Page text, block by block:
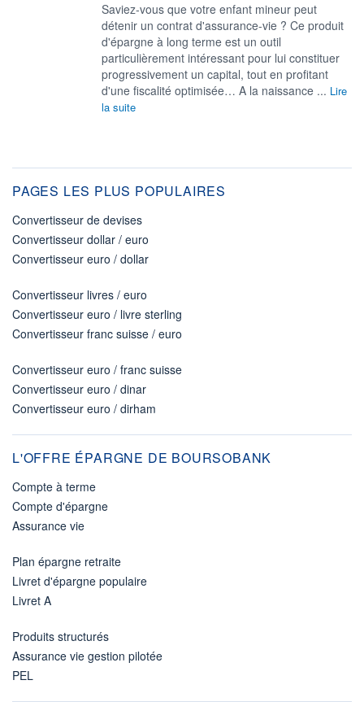
Saviez-vous que votre enfant mineur peut
détenir un contrat d'assurance-vie ? Ce produit
d'épargne à long terme est un outil
particulièrement intéressant pour lui constituer
progressivement un capital, tout en profitant
d'une fiscalité optimisée… A la naissance ... Lire
la suite
PAGES LES PLUS POPULAIRES
Convertisseur de devises
Convertisseur dollar / euro
Convertisseur euro / dollar
Convertisseur livres / euro
Convertisseur euro / livre sterling
Convertisseur franc suisse / euro
Convertisseur euro / franc suisse
Convertisseur euro / dinar
Convertisseur euro / dirham
L'OFFRE ÉPARGNE DE BOURSOBANK
Compte à terme
Compte d'épargne
Assurance vie
Plan épargne retraite
Livret d'épargne populaire
Livret A
Produits structurés
Assurance vie gestion pilotée
PEL